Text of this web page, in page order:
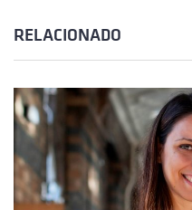
RELACIONADO